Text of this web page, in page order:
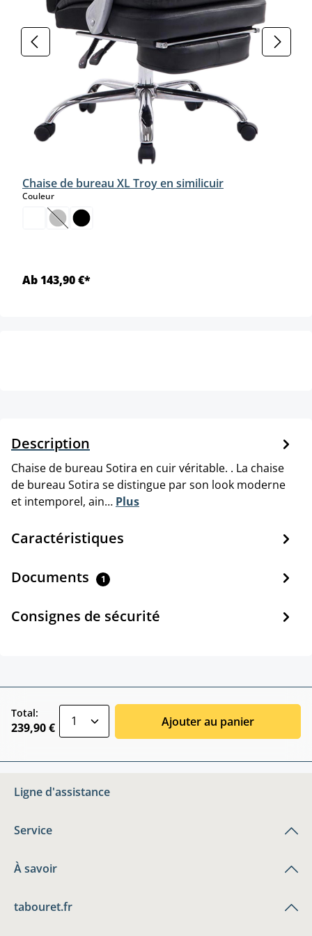
Chaise de bureau XL Troy en similicuir
Couleurselect
(Cette option n'est pas disponible pour le moment.)
Ab 143,90 €*
Description
Chaise de bureau Sotira en cuir véritable. . La chaise
de bureau Sotira se distingue par son look moderne
et intemporel, ain… Plus
Caractéristiques
Documents 1
Consignes de sécurité
Total:
239,90 € Ajouter au panier
Ligne d'assistance
Service
À savoir
tabouret.fr